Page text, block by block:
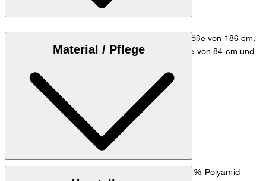
Das Model trägt die Größe 48 bei einer Körpergröße von 186 cm,
einem Brustumfang von 98 cm, einer Taillenweite von 84 cm und
Größentabelle
Material / Pflege
: Wollmischung aus 80 % Wolle und 20 % Polyamid